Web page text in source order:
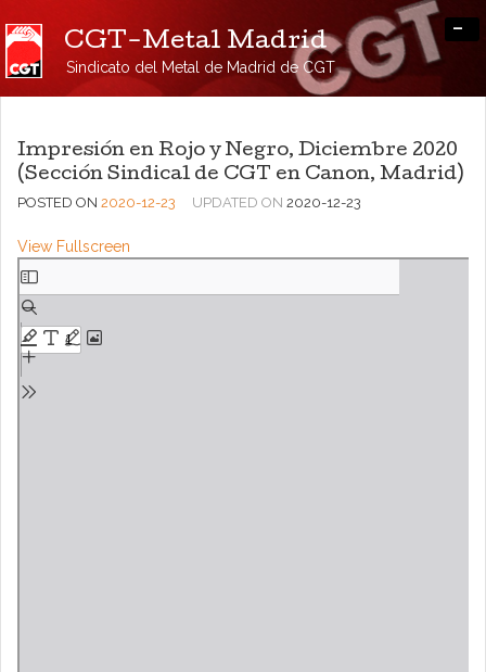
CGT-Metal Madrid
Sindicato del Metal de Madrid de CGT
-
Impresión en Rojo y Negro, Diciembre 2020
(Sección Sindical de CGT en Canon, Madrid)
POSTED ON 2020-12-23 UPDATED ON 2020-12-23
View Fullscreen
Saltar
al
contenido
del
PDF